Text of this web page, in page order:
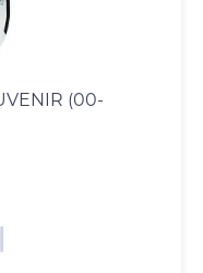
(00-